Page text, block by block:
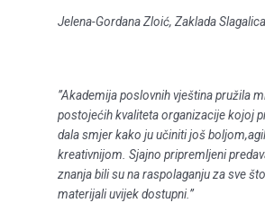
Jelena-Gordana Zloić, Zaklada Slagalica
”Akademija poslovnih vještina pružila
postojećih kvaliteta organizacije kojoj
dala smjer kako ju učiniti još
kreativnijom. Sjajno pripremljeni
znanja bili su na raspolaganju za sve
materijali uvijek dostupni.”